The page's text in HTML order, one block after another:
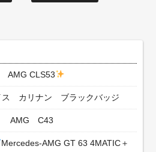
AMG CLS53
ス カリナン ブラックバッジ
AMG C43
Mercedes-AMG GT 63 4MATIC＋